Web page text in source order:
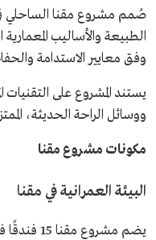
صُمم مشروع مقنا الساحلي
الطبيعة والأساليب
وفق معايير الاستدامة
يستند المشروع على التقنيات
ووسائل الراحة الحديثة،
مكونات مشروع مقنا
البيئة العمرانية في مقنا